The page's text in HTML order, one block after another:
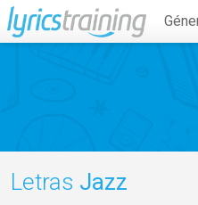
Letras Jazz